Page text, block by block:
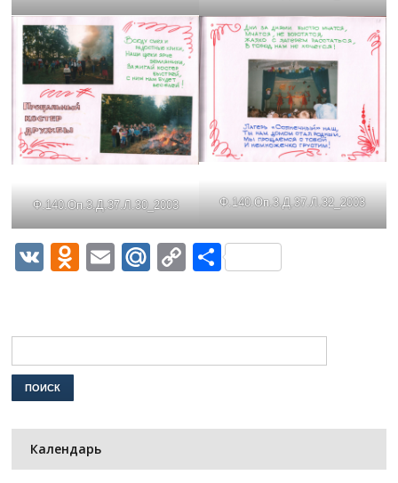
Ф.140.Оп.3.Д.37.Л.30_2003 Ф.140.Оп.3.Д.37.Л.32_2003
VK Odnoklassniki
EmailMail.Ru
CopyОтправить
Календарь